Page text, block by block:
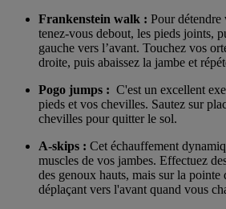
Frankenstein walk : Pour détendre
tenez-vous debout, les pieds joints,
gauche vers l’avant. Touchez vos
droite, puis abaissez la jambe et
Pogo jumps : C'est un excellent
pieds et vos chevilles. Sautez sur
chevilles pour quitter le sol.
A-skips : Cet échauffement
muscles de vos jambes. Effectuez
des genoux hauts, mais sur la pointe
déplaçant vers l'avant quand vous